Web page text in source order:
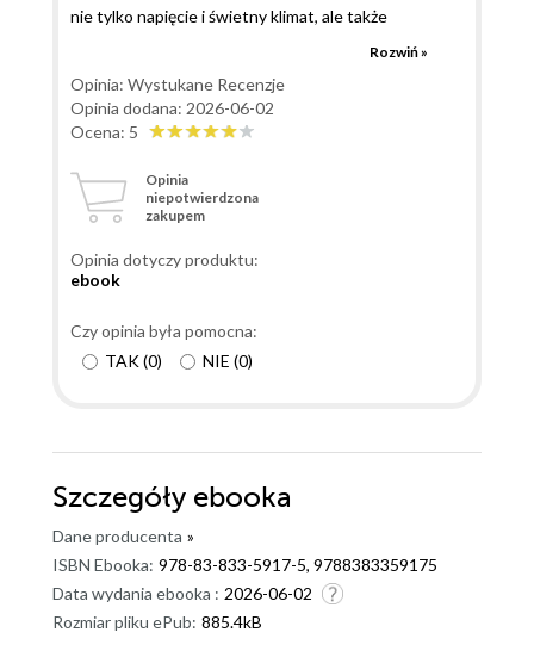
nie tylko napięcie i świetny klimat, ale także
bohaterow z krwi i kości. I to zdecydowanie
wciągnęła mnie na tyle, że pochłonęłam ją w niecałe
dwa wieczory. Było brutalnie, emocjonalnie, ale ani
bohaterami sprawiają, że wszystko wydaje się
wyjątkowo autentyczne. Jeśli szukacie kryminału,
emocjonalnie, warto zwrocić na ten tytuł uwagę.
Rozwiń »
Opinia: Wystukane Recenzje
Opinia dodana: 2026-06-02
Ocena: 5
Opinia
niepotwierdzona
zakupem
Opinia dotyczy produktu:
ebook
Czy opinia była pomocna:
TAK(0) NIE (0)
Szczegóły ebooka
Dane producenta »
ISBN Ebooka: 978-83-833-5917-5, 9788383359175
Data wydania ebooka : 2026-06-02
Rozmiar pliku ePub: 885.4kB